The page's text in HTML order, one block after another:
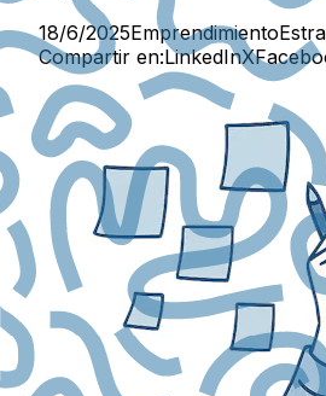
18/6/2025Emprendimiento
Compartir en:LinkedInX